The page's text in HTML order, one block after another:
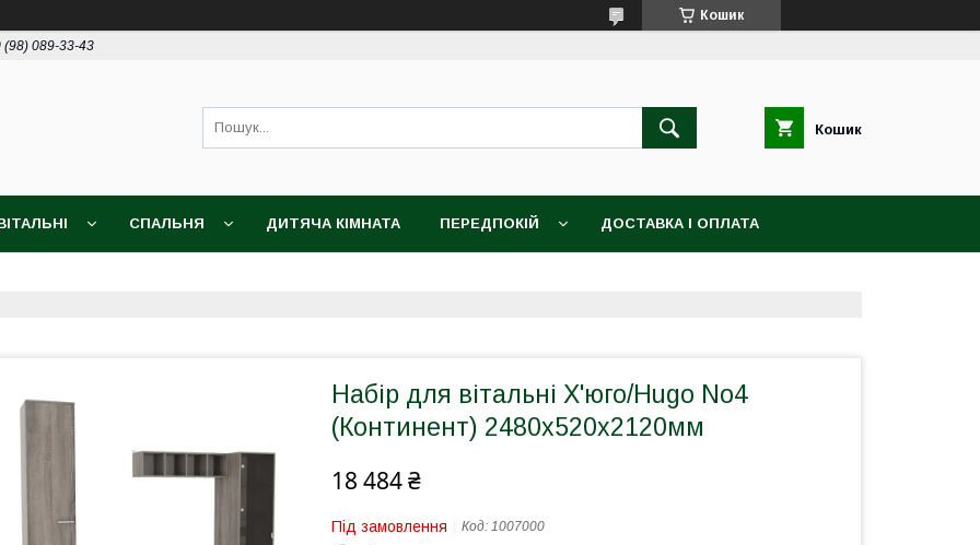
Кошик
(98) 089-33-43
Кошик
СПАЛЬНЯ ДИТЯЧА КІМНАТА ПЕРЕДПОКІЙ ДОСТАВКА І ОПЛАТА
Набір для вітальні Х'юго/Hugo No4
(Континент) 2480х520х2120мм
18 484 ₴
Під замовлення Код: 1007000